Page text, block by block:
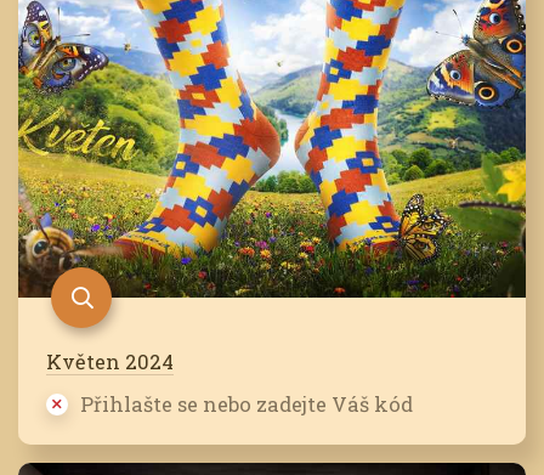
Květen 2024
Přihlašte se nebo zadejte Váš kód